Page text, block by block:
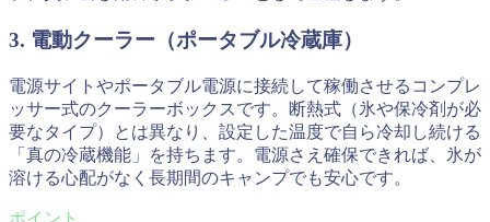
3. 電動クーラー（ポータブル冷蔵庫）
電源サイトやポータブル電源に接続して稼働させるコンプレ
ッサー式のクーラーボックスです。断熱式（氷や保冷剤が必
要なタイプ）とは異なり、設定した温度で自ら冷却し続ける
「真の冷蔵機能」を持ちます。電源さえ確保できれば、氷が
溶ける心配がなく長期間のキャンプでも安心です。